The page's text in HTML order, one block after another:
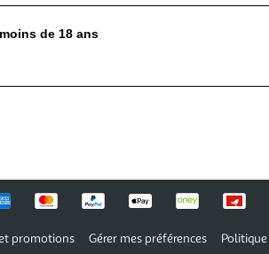
de 18 ans
promotions Gérer mes préférences